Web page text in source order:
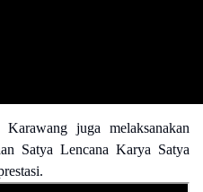
juga melaksanakan
Satya Lencana Karya Satya